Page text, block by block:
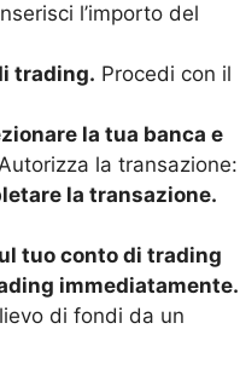
l’importo del
trading. Procedi con il
la tua banca e
Autorizza la transazione:
la transazione.
tuo conto di trading
immediatamente.
di fondi da un